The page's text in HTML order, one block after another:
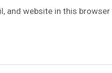
and website in this